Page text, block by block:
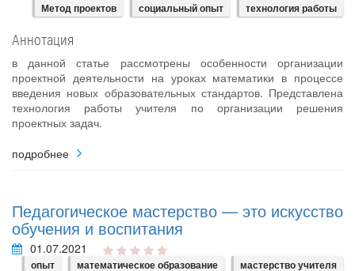
Метод проектов социальный опыт технология работы
Аннотация
в данной статье рассмотрены особенности организации
проектной деятельности на уроках математики в процессе
введения новых образовательных стандартов. Представлена
технология работы учителя по организации решения
проектных задач.
подробнее
Педагогическое мастерство — это искусство
обучения и воспитания
01.07.2021
опыт математическое образование мастерство учителя